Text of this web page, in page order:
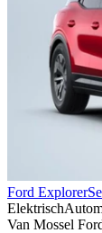
Ford Explorer
Elektrisch
Van Mossel